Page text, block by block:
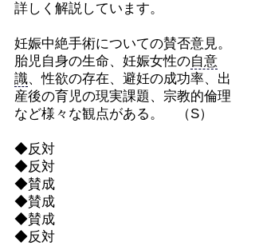
詳しく解説しています。
妊娠中絶手術についての賛否意見。
胎児自身の生命、妊娠女性の自意
識、性欲の存在、避妊の成功率、出
産後の育児の現実課題、宗教的倫理
など様々な観点がある。 （S）
◆反対
◆反対
◆賛成
◆賛成
◆賛成
◆反対